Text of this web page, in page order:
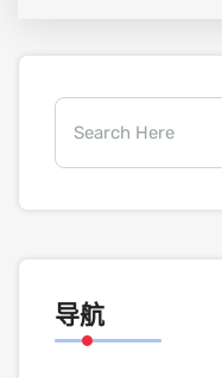
导航